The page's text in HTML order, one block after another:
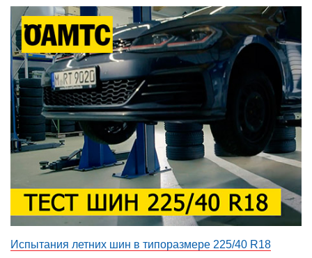
Испытания летних шин в типоразмере 225/40 R18